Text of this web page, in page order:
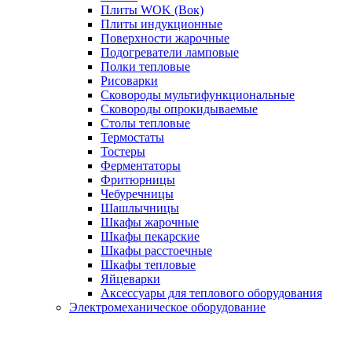
Плиты WOK (Вок)
Плиты индукционные
Поверхности жарочные
Подогреватели ламповые
Полки тепловые
Рисоварки
Сковороды мультифункциональные
Сковороды опрокидываемые
Столы тепловые
Термостаты
Тостеры
Ферментаторы
Фритюрницы
Чебуречницы
Шашлычницы
Шкафы жарочные
Шкафы пекарские
Шкафы расстоечные
Шкафы тепловые
Яйцеварки
Аксессуары для теплового оборудования
Электромеханическое оборудование